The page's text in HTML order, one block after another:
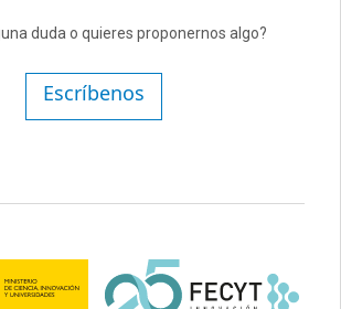
duda o quieres proponernos algo?
Escríbenos